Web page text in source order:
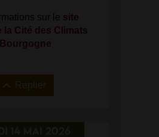
sur le site
la Cité des Climats
Replier